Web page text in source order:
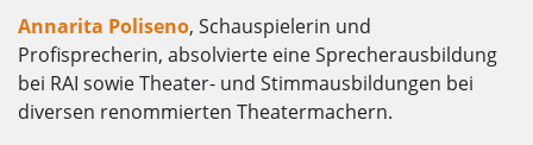
Annarita Poliseno, Schauspielerin und
Profisprecherin, absolvierte eine Sprecherausbildung
bei RAI sowie Theater- und Stimmausbildungen bei
diversen renommierten Theatermachern.